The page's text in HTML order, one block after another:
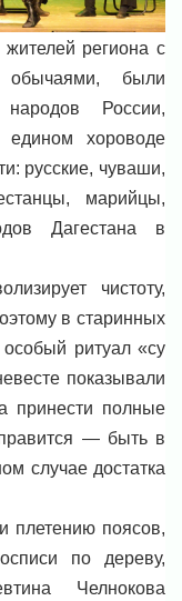
региона с
обычаями, были
России,
хороводе
русские, чуваши,
марийцы,
Дагестана в
чистоту,
в старинных
ритуал «су
показывали
принести полные
— быть в
случае достатка
плетению поясов,
по дереву,
Челнокова